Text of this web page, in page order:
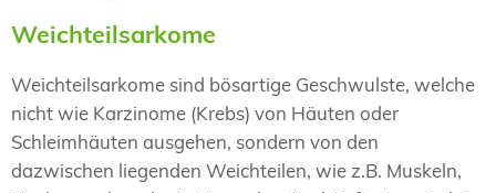
Weichteilsarkome
Weichteilsarkome sind bösartige Geschwulste, welche
nicht wie Karzinome (Krebs) von Häuten oder
Schleimhäuten ausgehen, sondern von den
dazwischen liegenden Weichteilen, wie z.B. Muskeln,